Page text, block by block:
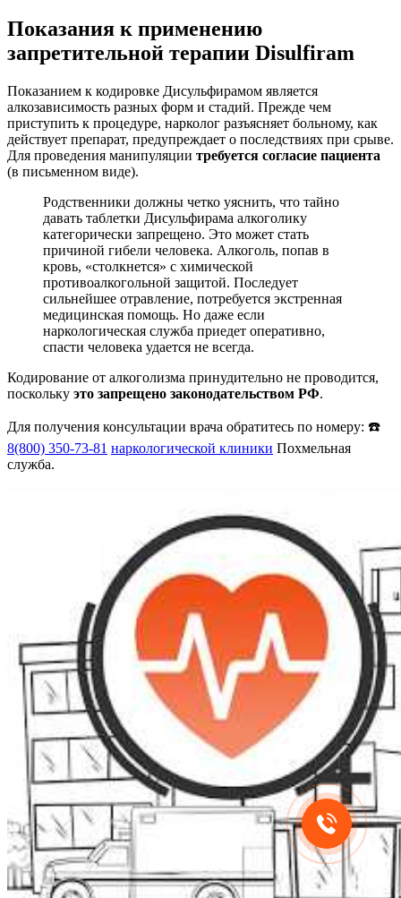
Показания к применению
запретительной терапии Disulfiram
Показанием к кодировке Дисульфирамом является
алкозависимость разных форм и стадий. Прежде чем
приступить к процедуре, нарколог разъясняет больному, как
действует препарат, предупреждает о последствиях при срыве.
Для проведения манипуляции требуется согласие пациента
(в письменном виде).
Родственники должны четко уяснить, что тайно
давать таблетки Дисульфирама алкоголику
категорически запрещено. Это может стать
причиной гибели человека. Алкоголь, попав в
кровь, «столкнется» с химической
противоалкогольной защитой. Последует
сильнейшее отравление, потребуется экстренная
медицинская помощь. Но даже если
наркологическая служба приедет оперативно,
спасти человека удается не всегда.
Кодирование от алкоголизма принудительно не проводится,
поскольку это запрещено законодательством РФ.
Для получения консультации врача обратитесь по номеру: ☎️
8(800) 350-73-81 наркологической клиники Похмельная
служба.